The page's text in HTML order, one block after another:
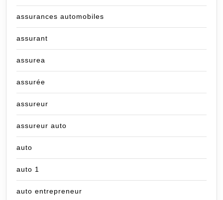
assurances automobiles
assurant
assurea
assurée
assureur
assureur auto
auto
auto 1
auto entrepreneur